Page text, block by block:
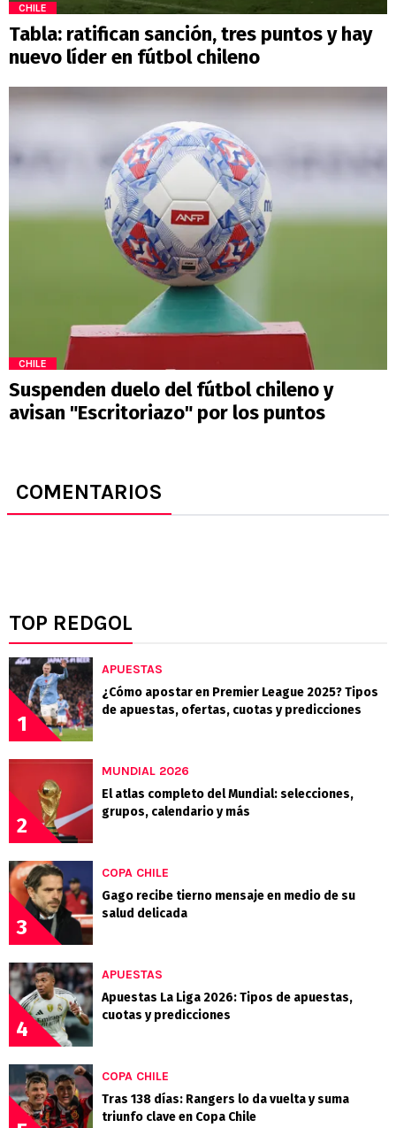
CHILE
Tabla: ratifican sanción, tres puntos y hay
nuevo líder en fútbol chileno
CHILE
Suspenden duelo del fútbol chileno y
avisan "Escritoriazo" por los puntos
COMENTARIOS
TOP REDGOL
1
APUESTAS
¿Cómo apostar en Premier League 2025? Tipos
de apuestas, ofertas, cuotas y predicciones
2
MUNDIAL 2026
El atlas completo del Mundial: selecciones,
grupos, calendario y más
3
COPA CHILE
Gago recibe tierno mensaje en medio de su
salud delicada
4
APUESTAS
Apuestas La Liga 2026: Tipos de apuestas,
cuotas y predicciones
COPA CHILE
Tras 138 días: Rangers lo da vuelta y suma
triunfo clave en Copa Chile